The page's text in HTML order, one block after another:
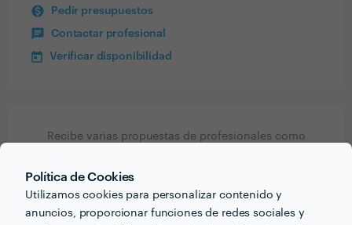
Política de Cookies
Utilizamos cookies para personalizar contenido y
anuncios, proporcionar funciones de redes sociales y
Pedir presupuestos
Contactar profesional
Verificar disponibilidad
Recibe varias propuestas de profesionales como